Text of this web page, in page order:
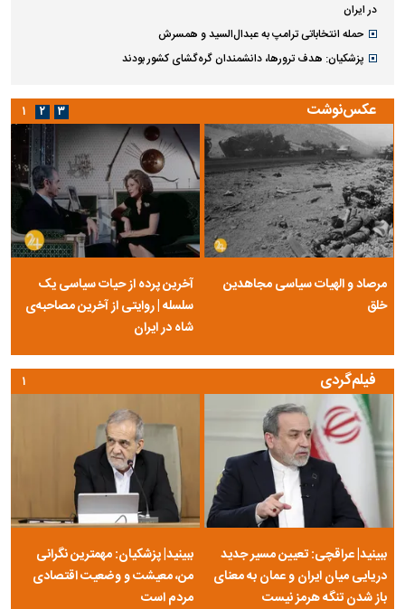
در ایران
حمله انتخاباتی ترامپ به عبدال‌السید و همسرش
پزشکیان: هدف ترورها، دانشمندان گره‌گشای کشور بودند
عکس‌نوشت
مرصاد و الهیات سیاسی مجاهدین
خلق
آخرین پرده از حیات سیاسی یک
سلسله | روایتی از آخرین مصاحبه‌ی
شاه در ایران
۱ ۲ ۳
فیلم‌گردی
ببینید| عراقچی: تعیین مسیر جدید
دریایی میان ایران و عمان به معنای
باز شدن تنگه هرمز نیست
ببینید| پزشکیان: مهمترین نگرانی
من، معیشت و وضعیت اقتصادی
مردم است
۱